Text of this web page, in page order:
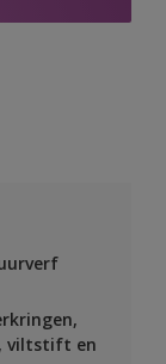
viltstift en